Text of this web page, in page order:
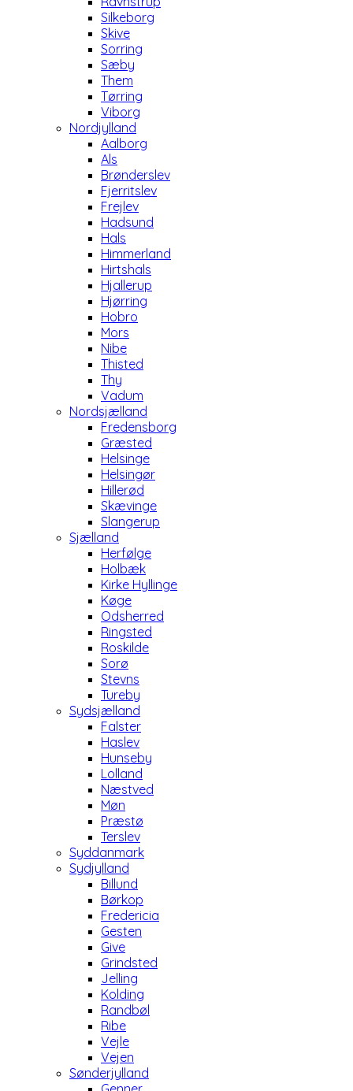
Silkeborg
Skive
Sorring
Sæby
Them
Tørring
Viborg
Nordjylland
Aalborg
Als
Brønderslev
Fjerritslev
Frejlev
Hadsund
Hals
Himmerland
Hirtshals
Hjallerup
Hjørring
Hobro
Mors
Nibe
Thisted
Thy
Vadum
Nordsjælland
Fredensborg
Græsted
Helsinge
Helsingør
Hillerød
Skævinge
Slangerup
Sjælland
Herfølge
Holbæk
Kirke Hyllinge
Køge
Odsherred
Ringsted
Roskilde
Sorø
Stevns
Tureby
Sydsjælland
Falster
Haslev
Hunseby
Lolland
Næstved
Møn
Præstø
Terslev
Syddanmark
Sydjylland
Billund
Børkop
Fredericia
Gesten
Give
Grindsted
Jelling
Kolding
Randbøl
Ribe
Vejle
Vejen
Sønderjylland